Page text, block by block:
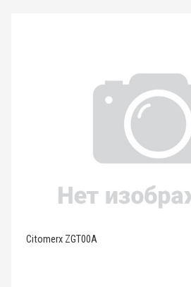
Citomerx ZGT00A